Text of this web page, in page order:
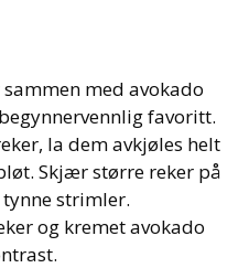
med avokado
favoritt.
la dem avkjøles helt
Skjær større reker på
strimler.
og kremet avokado